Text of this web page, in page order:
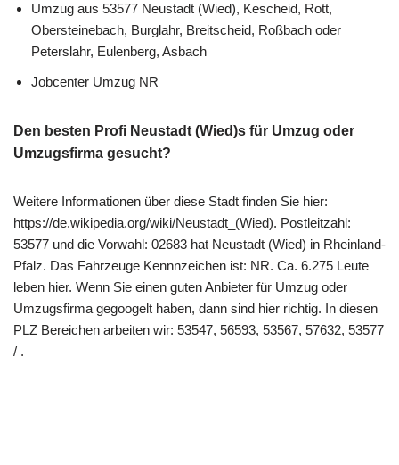
Umzug aus 53577 Neustadt (Wied), Kescheid, Rott,
Obersteinebach, Burglahr, Breitscheid, Roßbach oder
Peterslahr, Eulenberg, Asbach
Jobcenter Umzug NR
Den besten Profi Neustadt (Wied)s für Umzug oder
Umzugsfirma gesucht?
Weitere Informationen über diese Stadt finden Sie hier:
https://de.wikipedia.org/wiki/Neustadt_(Wied). Postleitzahl:
53577 und die Vorwahl: 02683 hat Neustadt (Wied) in Rheinland-
Pfalz. Das Fahrzeuge Kennnzeichen ist: NR. Ca. 6.275 Leute
leben hier. Wenn Sie einen guten Anbieter für Umzug oder
Umzugsfirma gegoogelt haben, dann sind hier richtig. In diesen
PLZ Bereichen arbeiten wir: 53547, 56593, 53567, 57632, 53577
/ .